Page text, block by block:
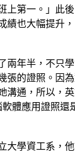
上第一。」此
績也大幅提升
兩年半，不只
張的證照。因
溝通，所以，
體應用證照還
大學資工系，